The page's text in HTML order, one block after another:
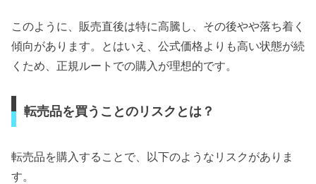
このように、販売直後は特に高騰し、その後やや落ち着く
傾向があります。とはいえ、公式価格よりも高い状態が続
くため、正規ルートでの購入が理想的です。
転売品を買うことのリスクとは？
転売品を購入することで、以下のようなリスクがありま
す。